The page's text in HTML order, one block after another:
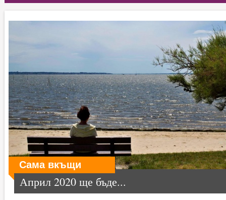
Сама вкъщи
Април 2020 ще бъде...